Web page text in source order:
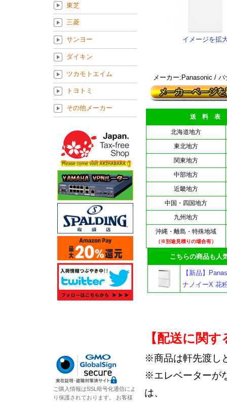
イメージを拡
メーカー:Panasonic / パ
送 料 表
北海道地方
東北地方
関東地方
中部地方
近畿地方
中国・四国地方
九州地方
沖縄・離島・特殊地域
（※別途見積りの場合有）
こちらの商品も人気
【新品】
ナノイーX 花
【配送に関
※商品は軒先渡し
※エレベーターが
は、
東芝
三菱
サンヨー
ダイキン
ツカモトエイム
トヨトミ
その他メーカー
ご購入情報はSSL暗号化通信によ
り保護されております。 お客様